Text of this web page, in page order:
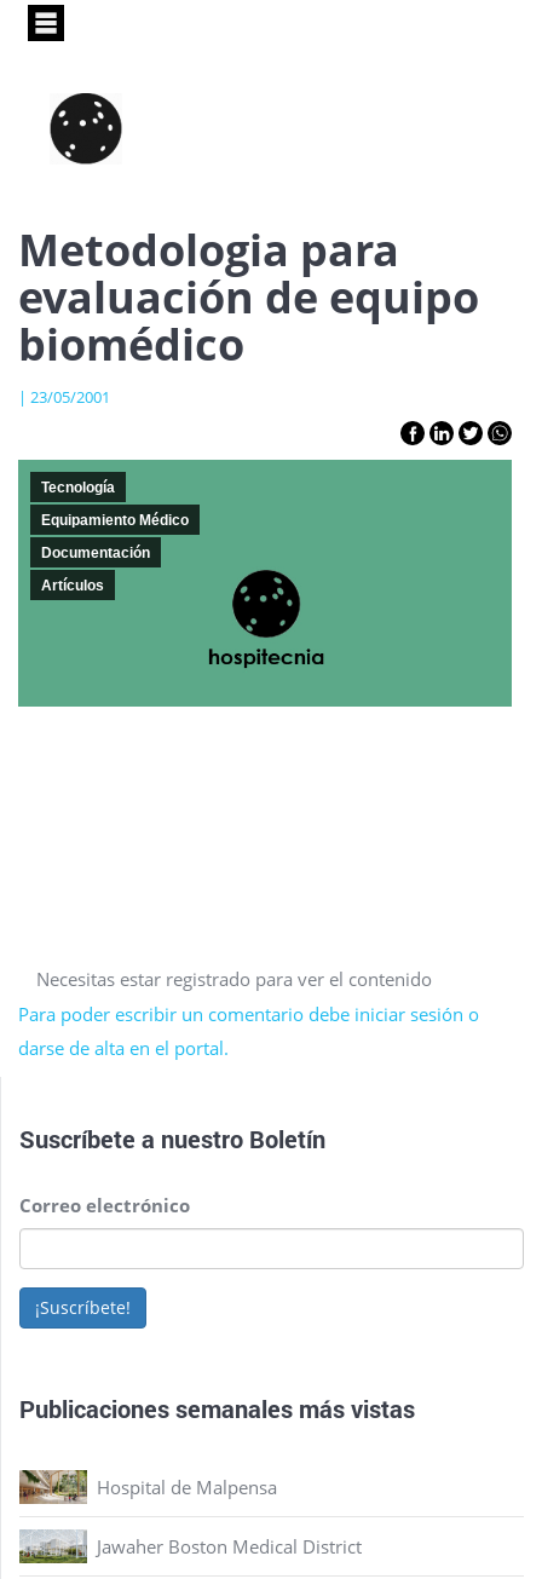
Pasar
principal
Metodologia para
evaluación de equipo
biomédico
| 23/05/2001
Tecnología
Equipamiento Médico
Documentación
Artículos
Necesitas estar registrado para ver el contenido
Para poder escribir un comentario debe iniciar sesión o
darse de alta en el portal.
Suscríbete a nuestro Boletín
Correo electrónico
¡Suscríbete!
Publicaciones semanales más vistas
Hospital de Malpensa
Jawaher Boston Medical District